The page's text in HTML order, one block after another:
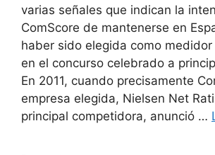
varias señales que indican la
ComScore de mantenerse en
haber sido elegida como
en el concurso celebrado a
En 2011, cuando precisamente
empresa elegida, Nielsen Net
principal competidora, anunció …